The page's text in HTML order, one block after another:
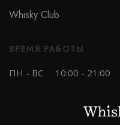
Whisky Club
ВРЕМЯ РАБОТЫ
ПН - ВС
10:00 - 21:00